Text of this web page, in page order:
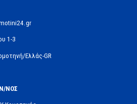
1-3
Ελλάς-GR
ΝΟΣ